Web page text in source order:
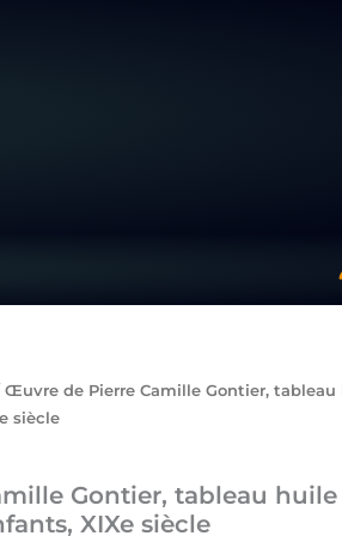
Œuvre de Pierre Camille Gontier, tableau
siècle
Gontier, tableau huile
XIXe siècle